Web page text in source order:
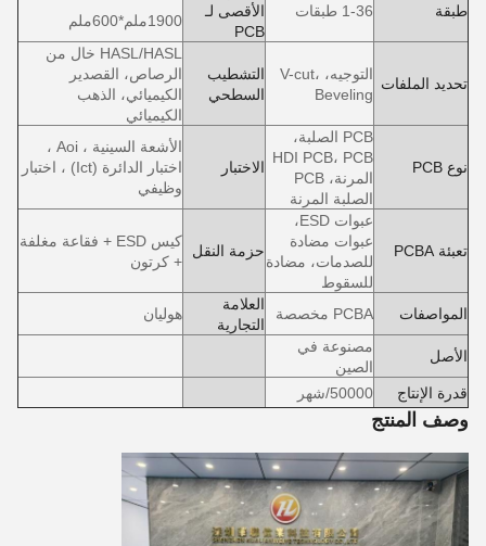
طبقة 1-36 طبقات
الأقصى لـ
PCB
1900ملم*600ملم
تحديد الملفات
التوجيه، V-cut،
Beveling
التشطيب
السطحي
HASL/HASL خال من
الرصاص، القصدير
الكيميائي، الذهب
الكيميائي
نوع PCB
PCB الصلبة،
HDI PCB، PCB
المرنة، PCB
الصلبة المرنة
الاختبار
الأشعة السينية ، Aoi ،
اختبار الدائرة (Ict) ، اختبار
وظيفي
تعبئة PCBA
عبوات ESD،
عبوات مضادة
للصدمات، مضادة
للسقوط
حزمة النقل
كيس ESD + فقاعة مغلفة
+ كرتون
المواصفات PCBA مخصصة
العلامة
التجارية
هوليان
الأصل
مصنوعة في
الصين
قدرة الإنتاج
50000/شهر
وصف المنتج